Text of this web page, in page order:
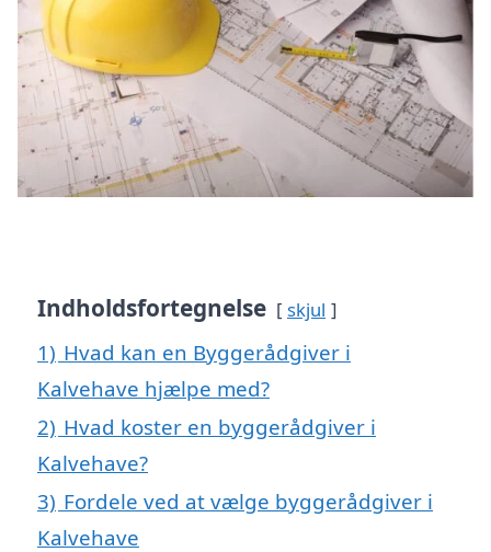
Indholdsfortegnelse skjul
1) Hvad kan en Byggerådgiver i
Kalvehave hjælpe med?
2) Hvad koster en byggerådgiver i
Kalvehave?
3) Fordele ved at vælge byggerådgiver i
Kalvehave